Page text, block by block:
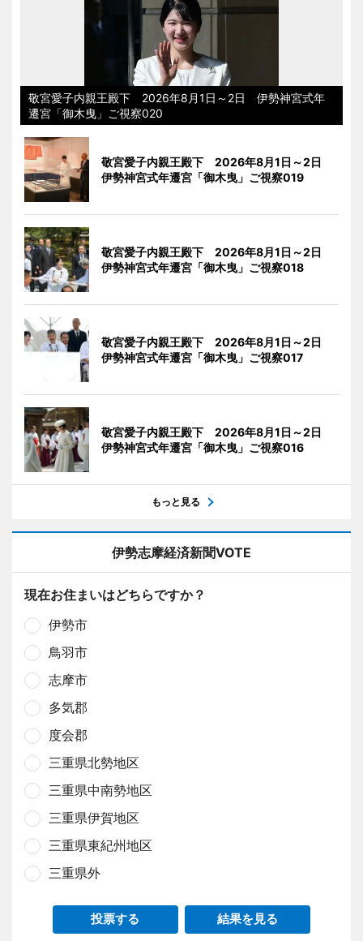
敬宮愛子内親王殿下 2026年8月1日～2日 伊勢神宮式年
遷宮「御木曳」ご視察020
敬宮愛子内親王殿下 2026年8月1日～2日
伊勢神宮式年遷宮「御木曳」ご視察019
敬宮愛子内親王殿下 2026年8月1日～2日
伊勢神宮式年遷宮「御木曳」ご視察018
敬宮愛子内親王殿下 2026年8月1日～2日
伊勢神宮式年遷宮「御木曳」ご視察017
敬宮愛子内親王殿下 2026年8月1日～2日
伊勢神宮式年遷宮「御木曳」ご視察016
もっと見る
伊勢志摩経済新聞VOTE
現在お住まいはどちらですか？
伊勢市
鳥羽市
志摩市
多気郡
度会郡
三重県北勢地区
三重県中南勢地区
三重県伊賀地区
三重県東紀州地区
三重県外
投票する 結果を見る